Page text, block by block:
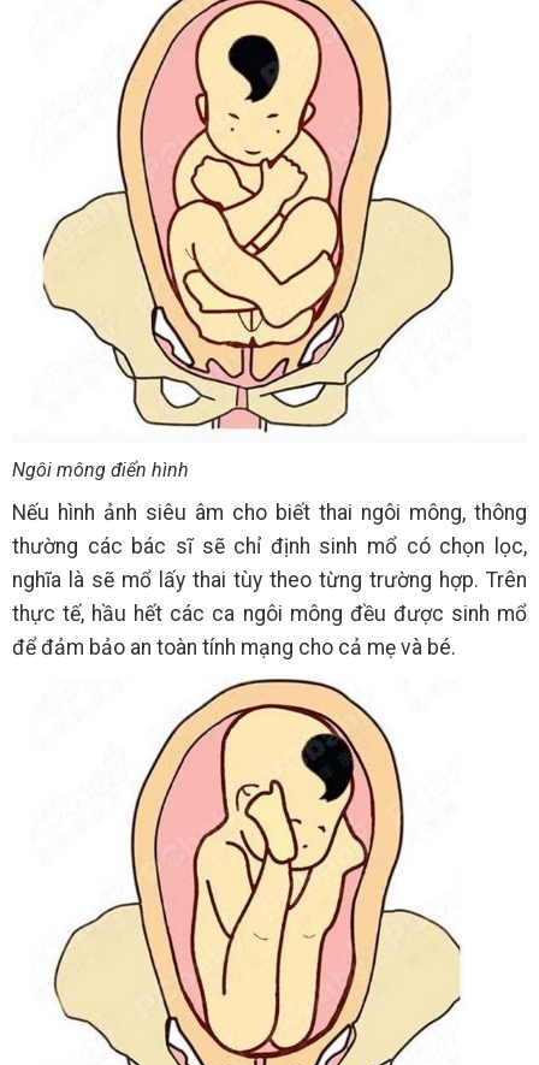
Ngôi mông điển hình
Nếu hình ảnh siêu âm cho biết thai ngôi mông, thông
thường các bác sĩ sẽ chỉ định sinh mổ có chọn lọc,
nghĩa là sẽ mổ lấy thai tùy theo từng trường hợp. Trên
thực tế, hầu hết các ca ngôi mông đều được sinh mổ
để đảm bảo an toàn tính mạng cho cả mẹ và bé.